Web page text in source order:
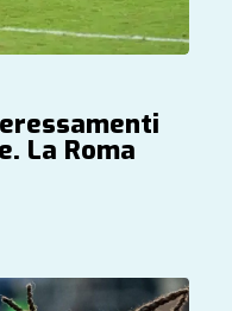
La Roma